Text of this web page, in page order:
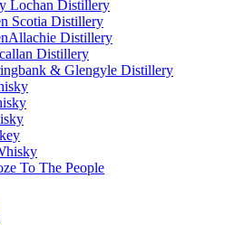
Lochan Distillery
Scotia Distillery
Distillery
Distillery
& Glengyle Distillery
To The People